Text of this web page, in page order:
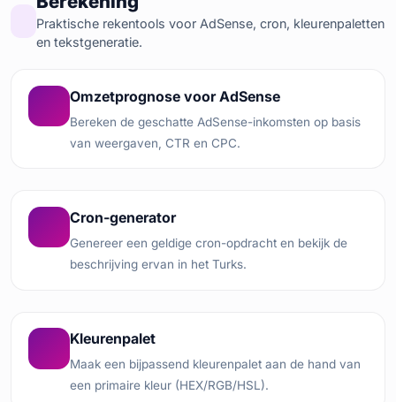
Praktische rekentools voor AdSense, cron, kleurenpaletten
en tekstgeneratie.
Omzetprognose voor AdSense
Bereken de geschatte AdSense-inkomsten op basis
van weergaven, CTR en CPC.
Cron-generator
Genereer een geldige cron-opdracht en bekijk de
beschrijving ervan in het Turks.
Kleurenpalet
Maak een bijpassend kleurenpalet aan de hand van
een primaire kleur (HEX/RGB/HSL).